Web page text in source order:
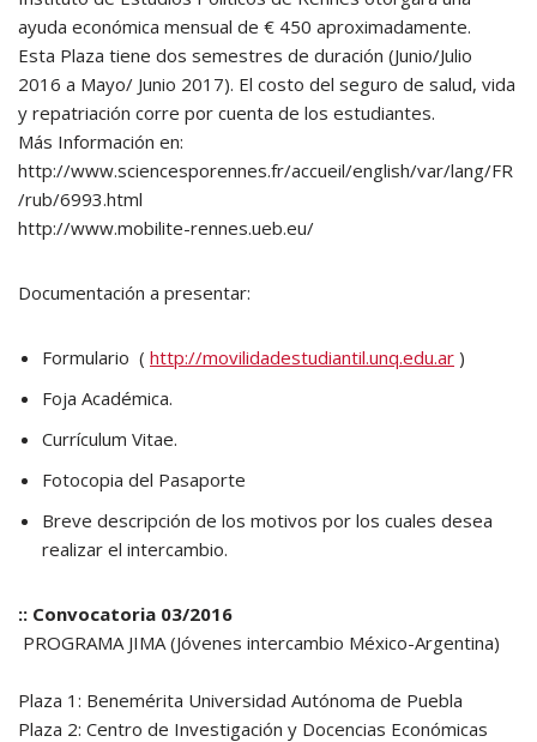
ayuda económica mensual de € 450 aproximadamente.
Esta Plaza tiene dos semestres de duración (Junio/Julio
2016 a Mayo/ Junio 2017). El costo del seguro de salud, vida
y repatriación corre por cuenta de los estudiantes.
Más Información en:
http://www.sciencesporennes.fr/accueil/english/var/lang/FR
/rub/6993.html
http://www.mobilite-rennes.ueb.eu/
Documentación a presentar:
Formulario ( http://movilidadestudiantil.unq.edu.ar )
Foja Académica.
Currículum Vitae.
Fotocopia del Pasaporte
Breve descripción de los motivos por los cuales desea
realizar el intercambio.
:: Convocatoria 03/2016
PROGRAMA JIMA (Jóvenes intercambio México-Argentina)
Plaza 1: Benemérita Universidad Autónoma de Puebla
Plaza 2: Centro de Investigación y Docencias Económicas